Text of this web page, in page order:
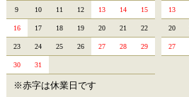
9 10 11 12 13 14 15
16 17 18 19 20 21 22
23 24 25 26 27 28 29
30 31
13
20
27
※赤字は休業日です